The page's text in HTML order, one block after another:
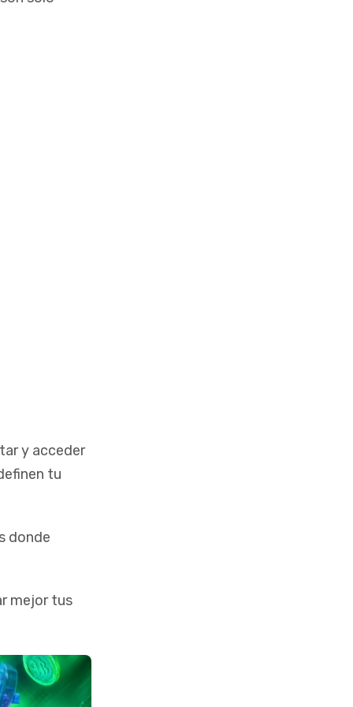
y acceder
tu
donde
mejor tus